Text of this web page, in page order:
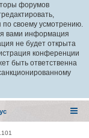
форумов
своему усмотрению.
вами информация
не будет открыта
конференции
быть ответственна